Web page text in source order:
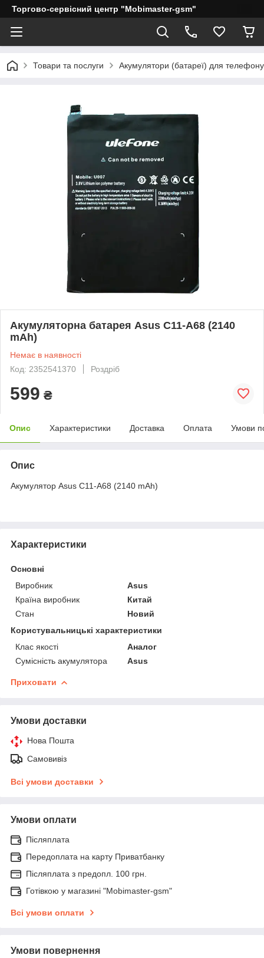
Торгово-сервісний центр "Mobimaster-gsm"
Товари та послуги Акумулятори (батареї) для телефону
Акумуляторна батарея Asus C11-A68 (2140
mAh)
Немає в наявності
Код: 2352541370
Роздріб
599 ₴
Опис Характеристики Доставка Оплата Умови
Опис
Акумулятор Asus C11-A68 (2140 mAh)
Характеристики
Основні
Виробник
Asus
Країна виробник
Китай
Стан
Новий
Користувальницькі характеристики
Клас якості
Аналог
Сумісність акумулятора
Asus
Приховати
Умови доставки
Нова Пошта
Самовивіз
Всі умови доставки
Умови оплати
Післяплата
Передоплата на карту Приватбанку
Післяплата з предопл. 100 грн.
Готівкою у магазині "Mobimaster-gsm"
Всі умови оплати
Умови повернення